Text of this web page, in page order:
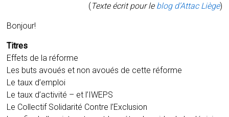
(Texte écrit pour le blog d’Attac Liège)
Bonjour!
Titres
Effets de la réforme
Les buts avoués et non avoués de cette réforme
Le taux d’emploi
Le taux d’activité – et l’IWEPS
Le Collectif Solidarité Contre l’Exclusion